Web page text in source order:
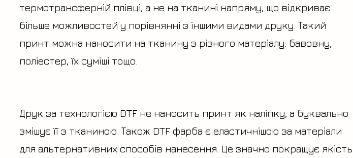
термотрансферній плівці, а не на тканині напряму, що відкриває
більше можливостей у порівнянні з іншими видами друку. Такий
принт можна наносити на тканину з різного матеріалу: бавовну,
поліестер, їх суміші тощо.
Друк за технологією DTF не наносить принт як наліпку, а буквально
змішує її з тканиною. Також DTF фарба є еластичнішою за матеріали
для альтернативних способів нанесення. Це значно покращує якість